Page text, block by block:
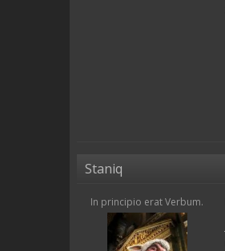
Staniq
In principio erat Verbum.